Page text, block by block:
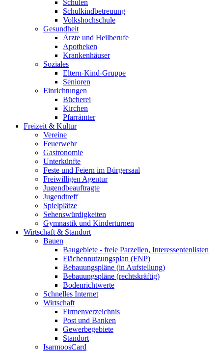
Schulen
Schulkindbetreuung
Volkshochschule
Gesundheit
Ärzte und Heilberufe
Apotheken
Krankenhäuser
Soziales
Eltern-Kind-Gruppe
Senioren
Einrichtungen
Bücherei
Kirchen
Pfarrämter
Freizeit & Kultur
Vereine
Feuerwehr
Gastronomie
Unterkünfte
Feste und Feiern im Bürgersaal
Freiwilligen Agentur
Jugendbeauftragte
Jugendtreff
Spielplätze
Sehenswürdigkeiten
Gymnastik und Kinderturnen
Wirtschaft & Standort
Bauen
Baugebiete - freie Parzellen, Interessentenlisten
Flächennutzungsplan (FNP)
Bebauungspläne (in Aufstellung)
Bebauungspläne (rechtskräftig)
Bodenrichtwerte
Schnelles Internet
Wirtschaft
Firmenverzeichnis
Post und Banken
Gewerbegebiete
Standort
IsarmoosCard